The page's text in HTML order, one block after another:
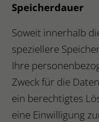
Speicherdauer
Soweit innerhalb
speziellere
Ihre
Zweck für die
ein berechtigtes
eine Einwilligung